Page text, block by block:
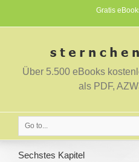
Gratis
Über 5.500 eBooks
als PDF,
Go to...
Sechstes Kapitel